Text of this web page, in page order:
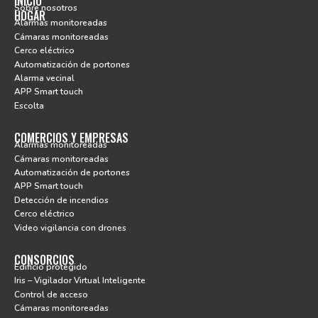
Sobre nosotros
HOGAR
Alarmas monitoreadas
Cámaras monitoreadas
Cerco eléctrico
Automatización de portones
Alarma vecinal
APP Smart touch
Escolta
COMERCIOS Y EMPRESAS
Alarmas monitoreadas
Cámaras monitoreadas
Automatización de portones
APP Smart touch
Detección de incendios
Cerco eléctrico
Video vigilancia con drones
CONSORCIOS
Edificio protegido
Iris – Vigilador Virtual Inteligente
Control de acceso
Cámaras monitoreadas